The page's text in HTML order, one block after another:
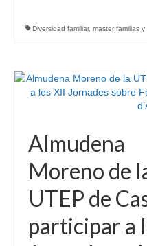
Diversidad familiar, master familias y
Almudena
Moreno de
UTEP de
participar a